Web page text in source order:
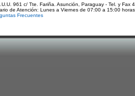
961 c/ Tte. Fariña. Asunción, Paraguay - Tel. y Fax
de Atención: Lunes a Viernes de 07:00 a 15:00 horas
Frecuentes